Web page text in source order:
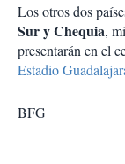
Los otros dos
Sur y Chequia,
presentarán en el
Estadio
BFG